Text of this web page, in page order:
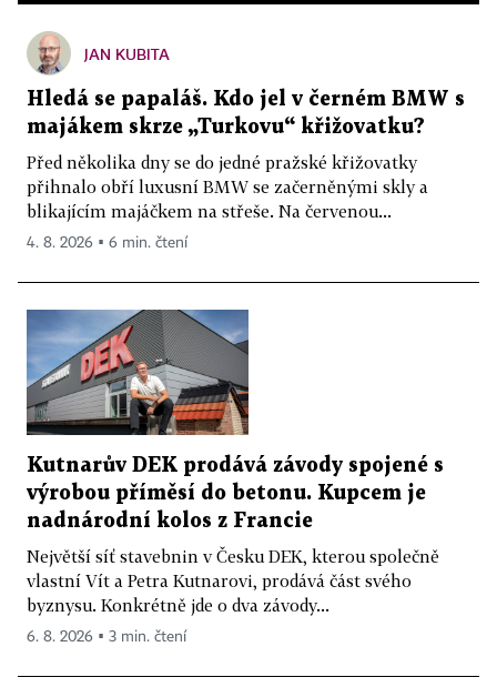
JAN KUBITA
Hledá se papaláš. Kdo jel v černém BMW s
majákem skrze „Turkovu“ křižovatku?
Před několika dny se do jedné pražské křižovatky
přihnalo obří luxusní BMW se začerněnými skly a
blikajícím majáčkem na střeše. Na červenou...
4. 8. 2026 ▪ 6 min. čtení
Kutnarův DEK prodává závody spojené s
výrobou příměsí do betonu. Kupcem je
nadnárodní kolos z Francie
Největší síť stavebnin v Česku DEK, kterou společně
vlastní Vít a Petra Kutnarovi, prodává část svého
byznysu. Konkrétně jde o dva závody...
6. 8. 2026 ▪ 3 min. čtení